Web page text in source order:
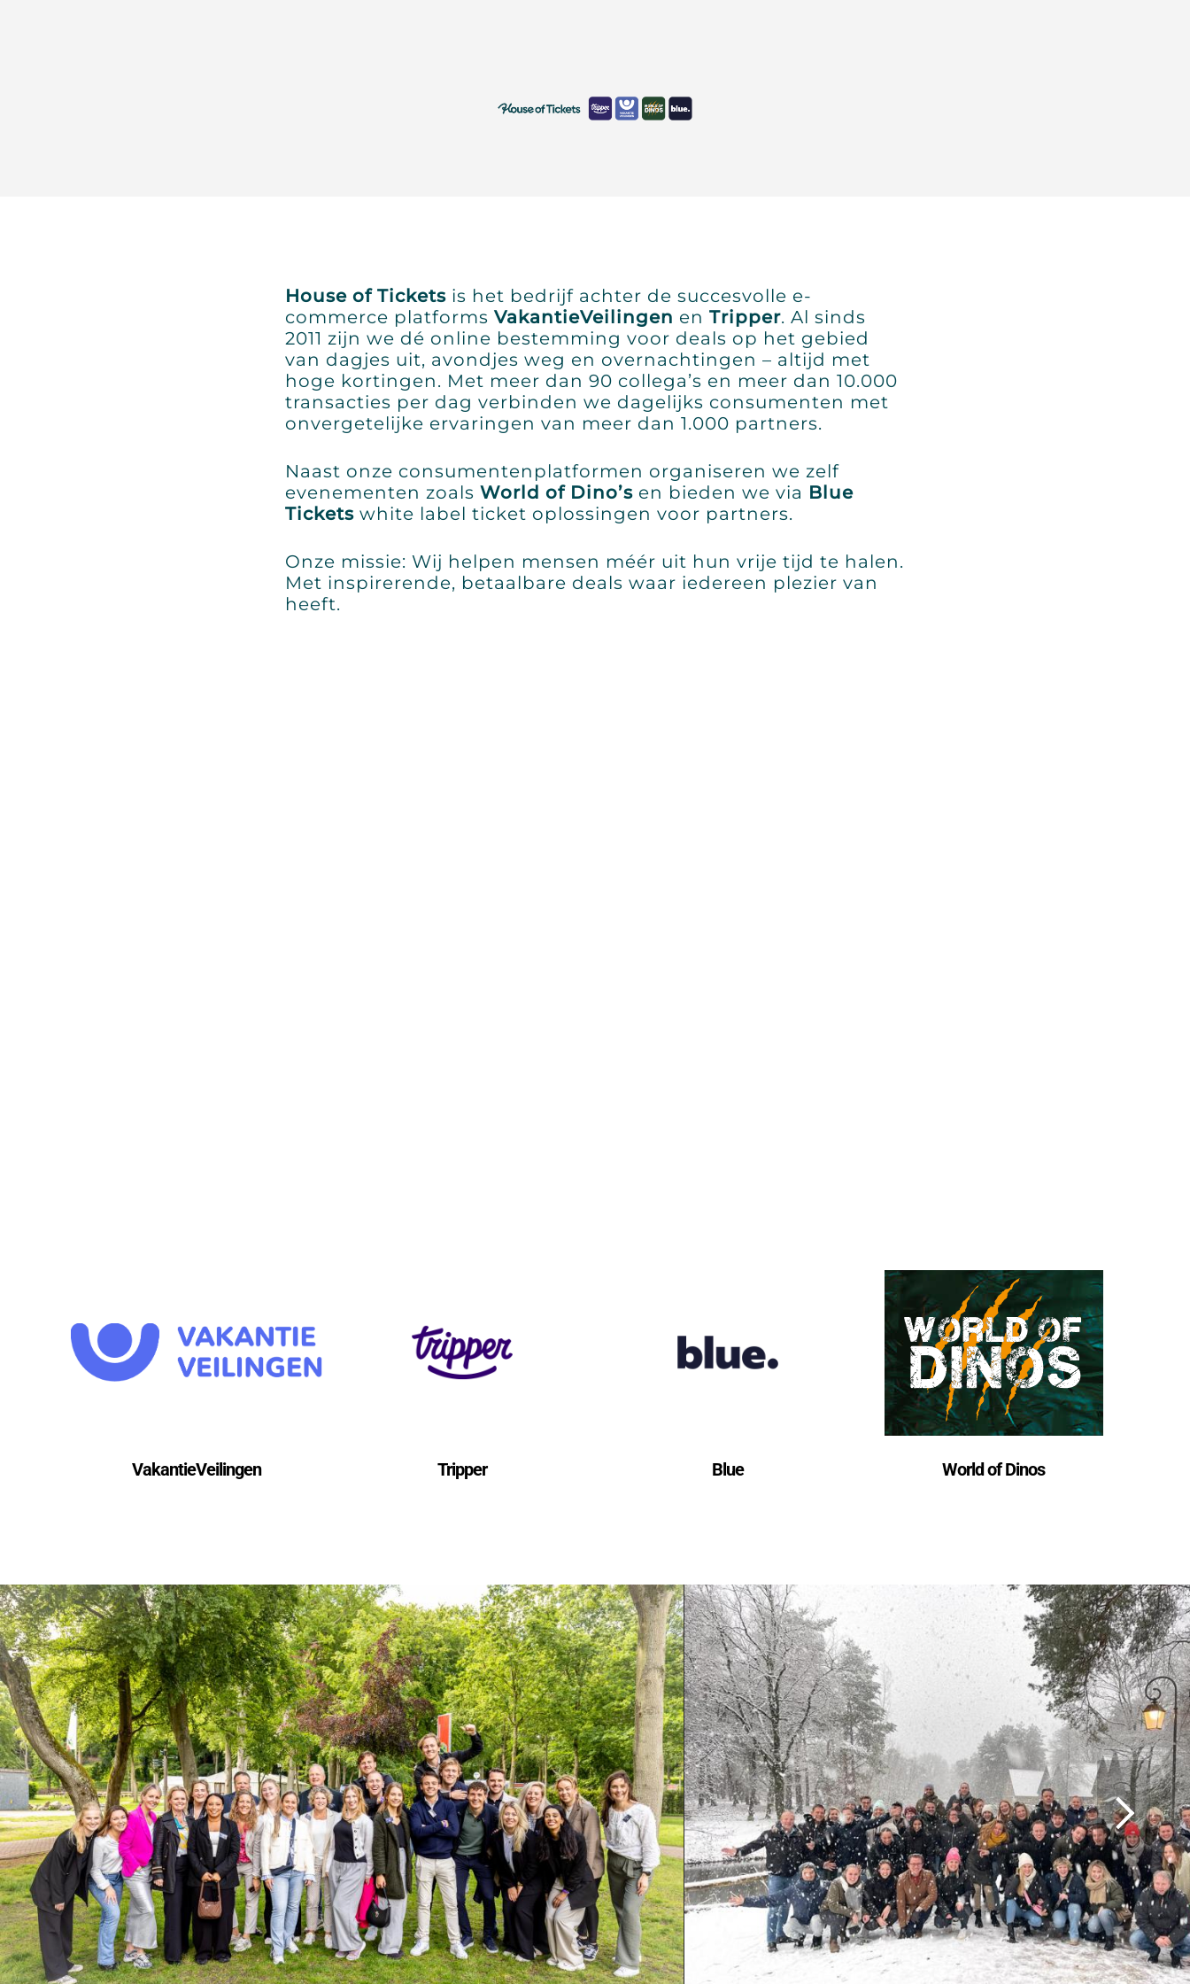
House of Tickets is het bedrijf achter de succesvolle e-
commerce platforms VakantieVeilingen en Tripper. Al sinds
2011 zijn we dé online bestemming voor deals op het gebied
van dagjes uit, avondjes weg en overnachtingen – altijd met
hoge kortingen. Met meer dan 90 collega’s en meer dan 10.000
transacties per dag verbinden we dagelijks consumenten met
onvergetelijke ervaringen van meer dan 1.000 partners.
Naast onze consumentenplatformen organiseren we zelf
evenementen zoals World of Dino’s en bieden we via Blue
Tickets white label ticket oplossingen voor partners.
Onze missie: Wij helpen mensen méér uit hun vrije tijd te halen.
Met inspirerende, betaalbare deals waar iedereen plezier van
heeft.
VakantieVeilingen Tripper Blue World of Dinos